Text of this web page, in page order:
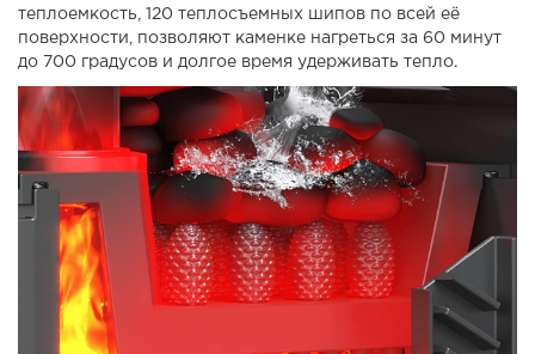
теплоемкость, 120 теплосъемных шипов по всей её
поверхности, позволяют каменке нагреться за 60 минут
до 700 градусов и долгое время удерживать тепло.